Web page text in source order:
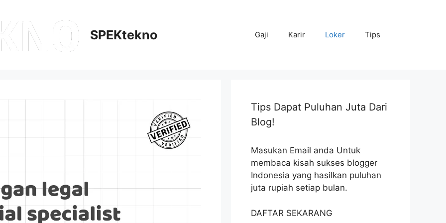
SPEKtekno Gaji Karir Loker Tips
Tips Dapat Puluhan Juta Dari
Blog!
Masukan Email anda Untuk
membaca kisah sukses blogger
Indonesia yang hasilkan puluhan
juta rupiah setiap bulan.
DAFTAR SEKARANG